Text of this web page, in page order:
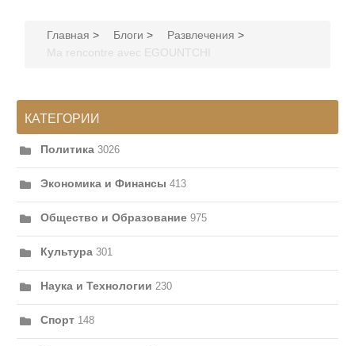
Главная > Блоги > Развлечения >
Ma rencontre avec EGOUNTCHI
КАТЕГОРИИ
Политика 3026
Экономика и Финансы 413
Общество и Образование 975
Культура 301
Наука и Технологии 230
Спорт 148